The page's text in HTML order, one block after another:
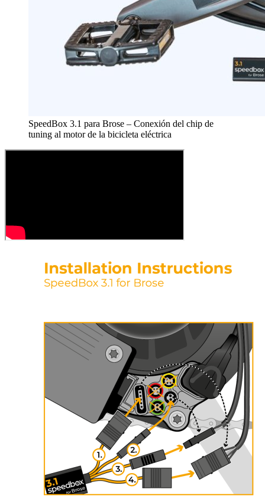
SpeedBox 3.1 para Brose – Conexión del chip de
tuning al motor de la bicicleta eléctrica